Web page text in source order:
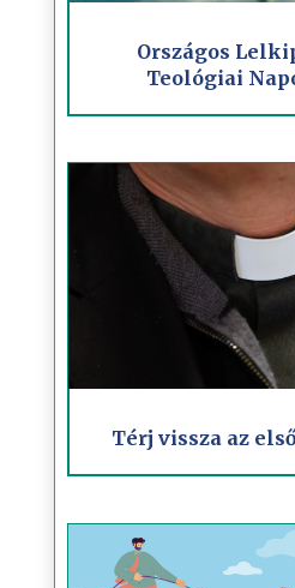
Országos
Teológiai
Térj vissza az